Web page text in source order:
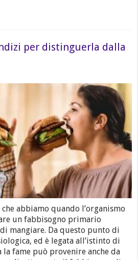
per distinguerla dalla
che abbiamo quando l’organismo
un fabbisogno primario
mangiare. Da questo punto di
ed è legata all’istinto di
la fame può provenire anche da